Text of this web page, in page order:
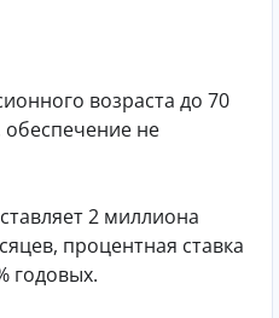
возраста до 70
обеспечение не
2 миллиона
процентная ставка
годовых.